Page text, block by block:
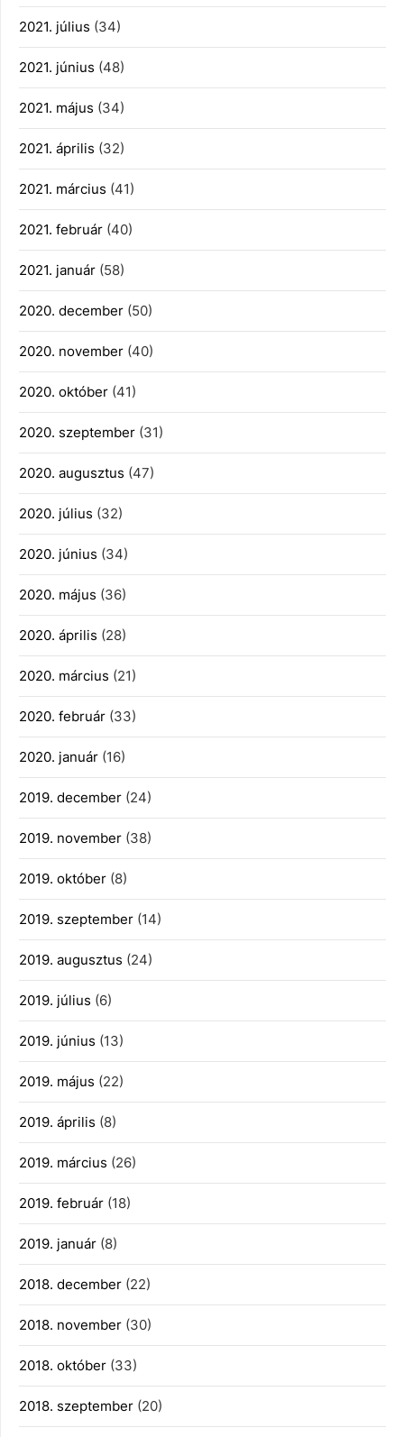
2021. július (34)
2021. június (48)
2021. május (34)
2021. április (32)
2021. március (41)
2021. február (40)
2021. január (58)
2020. december (50)
2020. november (40)
2020. október (41)
2020. szeptember (31)
2020. augusztus (47)
2020. július (32)
2020. június (34)
2020. május (36)
2020. április (28)
2020. március (21)
2020. február (33)
2020. január (16)
2019. december (24)
2019. november (38)
2019. október (8)
2019. szeptember (14)
2019. augusztus (24)
2019. július (6)
2019. június (13)
2019. május (22)
2019. április (8)
2019. március (26)
2019. február (18)
2019. január (8)
2018. december (22)
2018. november (30)
2018. október (33)
2018. szeptember (20)